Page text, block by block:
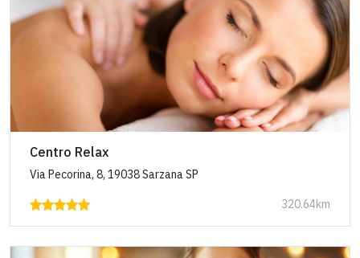
Centro Relax
Via Pecorina, 8, 19038 Sarzana SP
320.64km